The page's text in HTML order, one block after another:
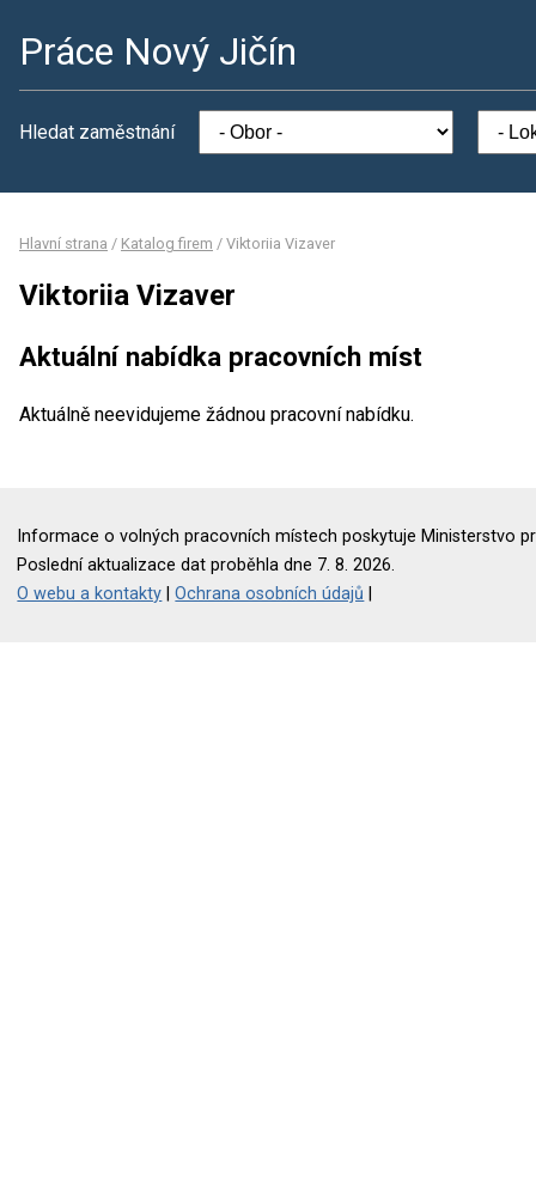
Práce Nový Jičín
Hledat zaměstnání
Hlavní strana / Katalog firem / Viktoriia Vizaver
Viktoriia Vizaver
Aktuální nabídka pracovních míst
Aktuálně neevidujeme žádnou pracovní nabídku.
Informace o volných pracovních místech poskytuje Ministerstvo
Poslední aktualizace dat proběhla dne 7. 8. 2026.
O webu a kontakty |Ochrana osobních údajů